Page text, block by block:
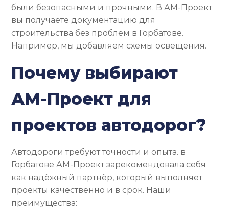
были безопасными и прочными. В АМ-Проект
вы получаете документацию для
строительства без проблем в Горбатове.
Например, мы добавляем схемы освещения.
Почему выбирают
АМ-Проект для
проектов автодорог?
Автодороги требуют точности и опыта. в
Горбатове АМ-Проект зарекомендовала себя
как надёжный партнёр, который выполняет
проекты качественно и в срок. Наши
преимущества: